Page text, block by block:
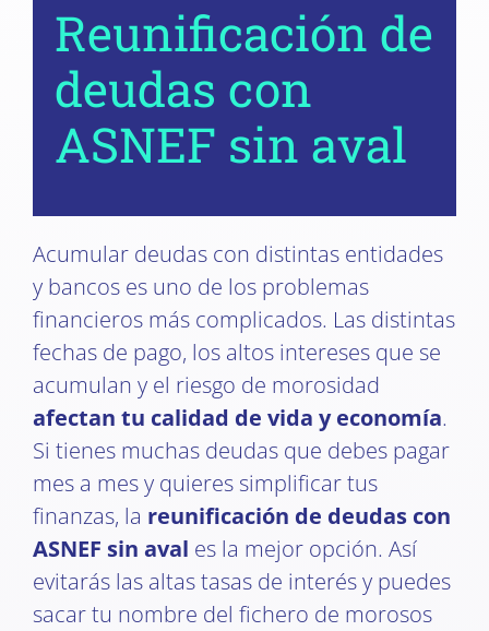
Reunificación de
deudas con
ASNEF sin aval
Acumular deudas con distintas entidades
y bancos es uno de los problemas
financieros más complicados. Las distintas
fechas de pago, los altos intereses que se
acumulan y el riesgo de morosidad
afectan tu calidad de vida y economía.
Si tienes muchas deudas que debes pagar
mes a mes y quieres simplificar tus
finanzas, la reunificación de deudas con
ASNEF sin aval es la mejor opción. Así
evitarás las altas tasas de interés y puedes
sacar tu nombre del fichero de morosos